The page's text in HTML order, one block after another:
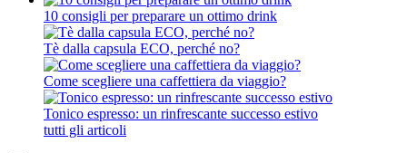
10 consigli per preparare un ottimo drink
Tè dalla capsula ECO, perché no?
Come scegliere una caffettiera da viaggio?
Tonico espresso: un rinfrescante successo estivo
tutti gli articoli